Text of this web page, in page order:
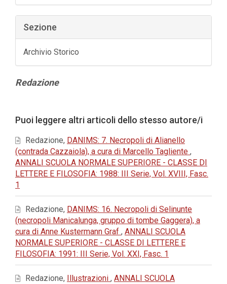
Sezione
Archivio Storico
Contenuto
Redazione
dell'articolo
Puoi leggere altri articoli dello stesso autore/i
Redazione, DANIMS: 7. Necropoli di Alianello
(contrada Cazzaiola), a cura di Marcello Tagliente ,
ANNALI SCUOLA NORMALE SUPERIORE - CLASSE DI
LETTERE E FILOSOFIA: 1988: III Serie, Vol. XVIII, Fasc.
1
Redazione, DANIMS: 16. Necropoli di Selinunte
(necropoli Manicalunga, gruppo di tombe Gaggera), a
cura di Anne Kustermann Graf , ANNALI SCUOLA
NORMALE SUPERIORE - CLASSE DI LETTERE E
FILOSOFIA: 1991: III Serie, Vol. XXI, Fasc. 1
Redazione, Illustrazioni , ANNALI SCUOLA